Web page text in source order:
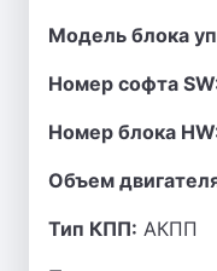
Модель блока
Номер софта
Номер блока
Объем
Тип КПП: АКПП